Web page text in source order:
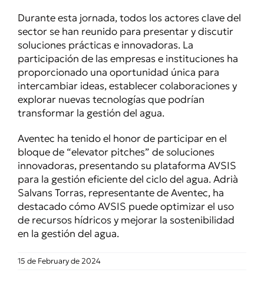
Durante esta jornada, todos los actores clave del
sector se han reunido para presentar y discutir
soluciones prácticas e innovadoras. La
participación de las empresas e instituciones ha
proporcionado una oportunidad única para
intercambiar ideas, establecer colaboraciones y
explorar nuevas tecnologías que podrían
transformar la gestión del agua.
Aventec ha tenido el honor de participar en el
bloque de “elevator pitches” de soluciones
innovadoras, presentando su plataforma AVSIS
para la gestión eficiente del ciclo del agua. Adrià
Salvans Torras, representante de Aventec, ha
destacado cómo AVSIS puede optimizar el uso
de recursos hídricos y mejorar la sostenibilidad
en la gestión del agua.
15 de February de 2024